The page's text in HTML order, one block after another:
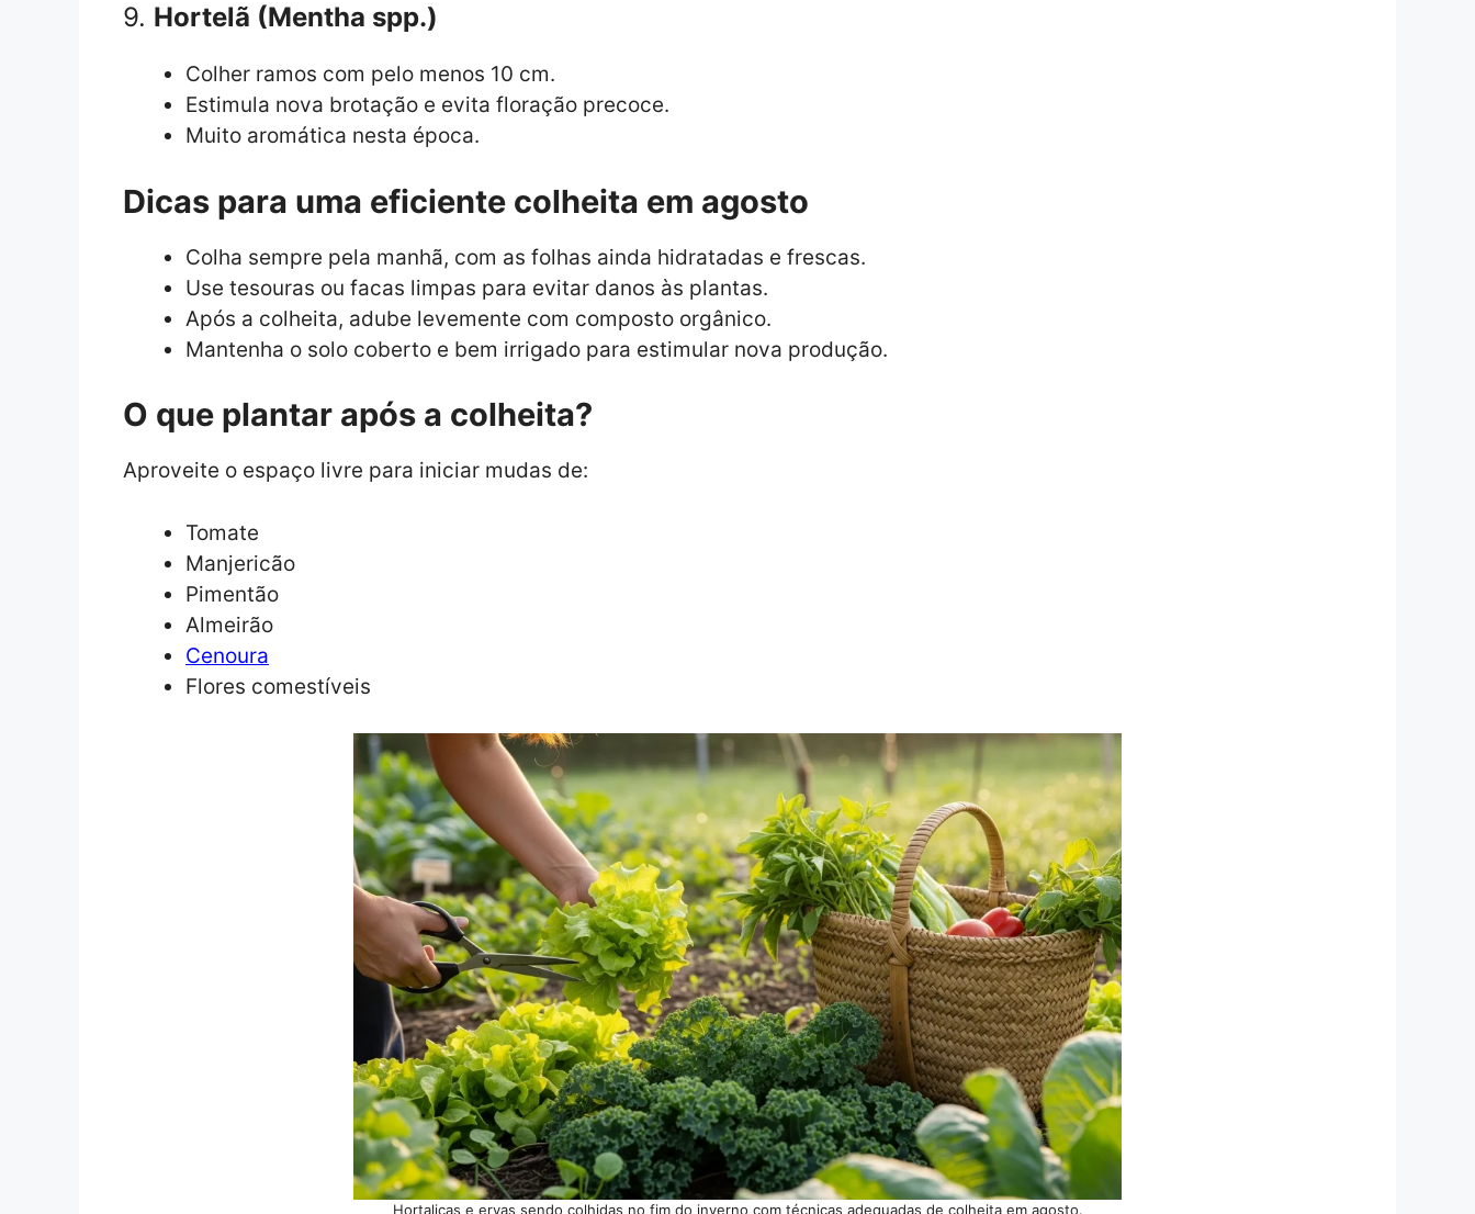
9. Hortelã (Mentha spp.)
Colher ramos com pelo menos 10 cm.
Estimula nova brotação e evita floração precoce.
Muito aromática nesta época.
Dicas para uma eficiente colheita em agosto
Colha sempre pela manhã, com as folhas ainda hidratadas e frescas.
Use tesouras ou facas limpas para evitar danos às plantas.
Após a colheita, adube levemente com composto orgânico.
Mantenha o solo coberto e bem irrigado para estimular nova produção.
O que plantar após a colheita?
Aproveite o espaço livre para iniciar mudas de:
Tomate
Manjericão
Pimentão
Almeirão
Cenoura
Flores comestíveis
Hortaliças e ervas sendo colhidas no fim do inverno com técnicas adequadas de colheita em agosto.